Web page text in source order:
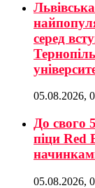
серед
05.08.2026,
До свого
піци Red
05.08.2026,